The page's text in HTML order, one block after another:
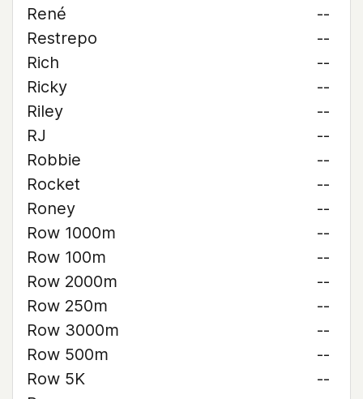
René
--
Restrepo
--
Rich
--
Ricky
--
Riley
--
RJ
--
Robbie
--
Rocket
--
Roney
--
Row 1000m
--
Row 100m
--
Row 2000m
--
Row 250m
--
Row 3000m
--
Row 500m
--
Row 5K
--